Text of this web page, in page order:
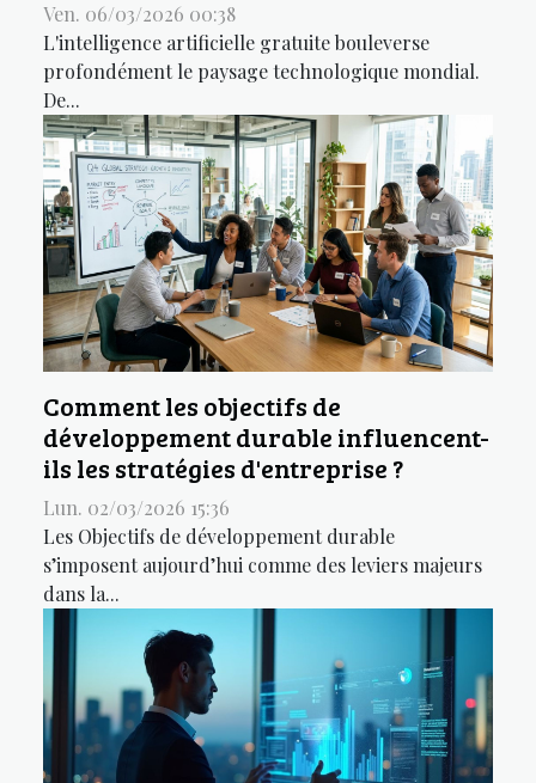
Ven. 06/03/2026 00:38
L'intelligence artificielle gratuite bouleverse
profondément le paysage technologique mondial.
De...
Comment les objectifs de
développement durable influencent-
ils les stratégies d'entreprise ?
Lun. 02/03/2026 15:36
Les Objectifs de développement durable
s’imposent aujourd’hui comme des leviers majeurs
dans la...